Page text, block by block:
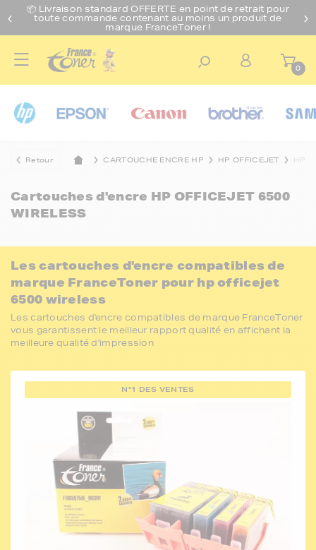
📦 Livraison standard OFFERTE en point de retrait pour
toute commande contenant au moins un produit de
marque FranceToner !
0
Retour CARTOUCHE ENCRE HP HP OFFICEJET HP
Cartouches d'encre HP OFFICEJET 6500
WIRELESS
Les cartouches d'encre compatibles de
marque FranceToner pour hp officejet
6500 wireless
Les cartouches d'encre compatibles de marque FranceToner
vous garantissent le meilleur rapport qualité en affichant la
meilleure qualité d'impression
N°1 DES VENTES